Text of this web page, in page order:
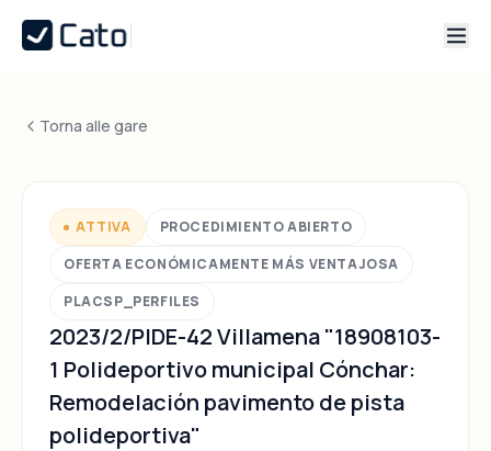
Torna alle gare
ATTIVA
PROCEDIMIENTO ABIERTO
OFERTA ECONÓMICAMENTE MÁS VENTAJOSA
PLACSP_PERFILES
2023/2/PIDE-42 Villamena "18908103-
1 Polideportivo municipal Cónchar:
Remodelación pavimento de pista
polideportiva"